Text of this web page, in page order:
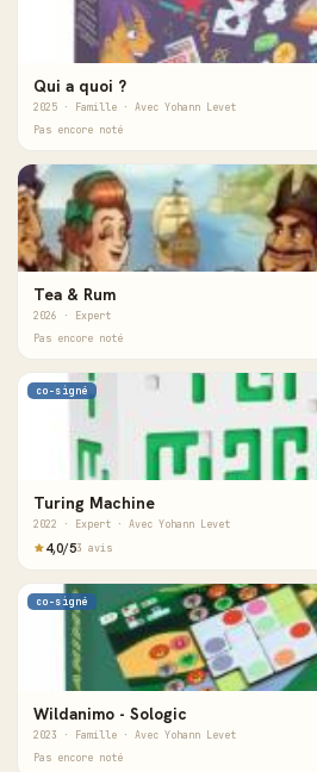
Qui a quoi ?
2025 · Famille · Avec Yohann Levet
Pas encore noté
Tea & Rum
2026 · Expert
Pas encore noté
co-signé
Turing Machine
2022 · Expert · Avec Yohann Levet
4,0/53 avis
co-signé
Wildanimo - Sologic
2023 · Famille · Avec Yohann Levet
Pas encore noté